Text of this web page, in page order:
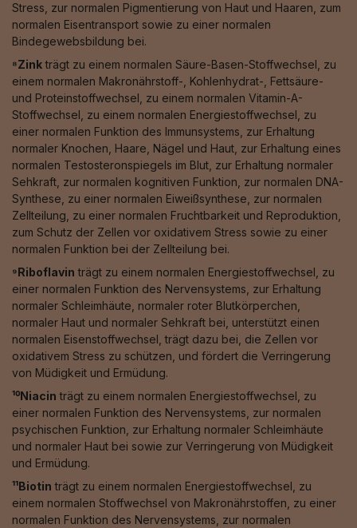
Stress, zur normalen Pigmentierung von Haut und Haaren, zum
normalen Eisentransport sowie zu einer normalen
Bindegewebsbildung bei.
⁸Zinkträgt zu einem normalen Säure-Basen-Stoffwechsel, zu
einem normalen Makronährstoff-, Kohlenhydrat-, Fettsäure-
und Proteinstoffwechsel, zu einem normalen Vitamin-A-
Stoffwechsel, zu einem normalen Energiestoffwechsel, zu
einer normalen Funktion des Immunsystems, zur Erhaltung
normaler Knochen, Haare, Nägel und Haut, zur Erhaltung eines
normalen Testosteronspiegels im Blut, zur Erhaltung normaler
Sehkraft, zur normalen kognitiven Funktion, zur normalen DNA-
Synthese, zu einer normalen Eiweißsynthese, zur normalen
Zellteilung, zu einer normalen Fruchtbarkeit und Reproduktion,
zum Schutz der Zellen vor oxidativem Stress sowie zu einer
normalen Funktion bei der Zellteilung bei.
⁹Riboflavin trägt zu einem normalen Energiestoffwechsel, zu
einer normalen Funktion des Nervensystems, zur Erhaltung
normaler Schleimhäute, normaler roter Blutkörperchen,
normaler Haut und normaler Sehkraft bei, unterstützt einen
normalen Eisenstoffwechsel, trägt dazu bei, die Zellen vor
oxidativem Stress zu schützen, und fördert die Verringerung
von Müdigkeit und Ermüdung.
¹⁰Niacin trägt zu einem normalen Energiestoffwechsel, zu
einer normalen Funktion des Nervensystems, zur normalen
psychischen Funktion, zur Erhaltung normaler Schleimhäute
und normaler Haut bei sowie zur Verringerung von Müdigkeit
und Ermüdung.
¹¹Biotin trägt zu einem normalen Energiestoffwechsel, zu
einem normalen Stoffwechsel von Makronährstoffen, zu einer
normalen Funktion des Nervensystems, zur normalen